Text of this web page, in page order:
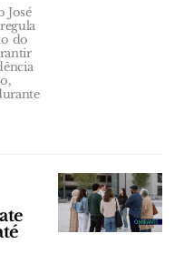
José
do